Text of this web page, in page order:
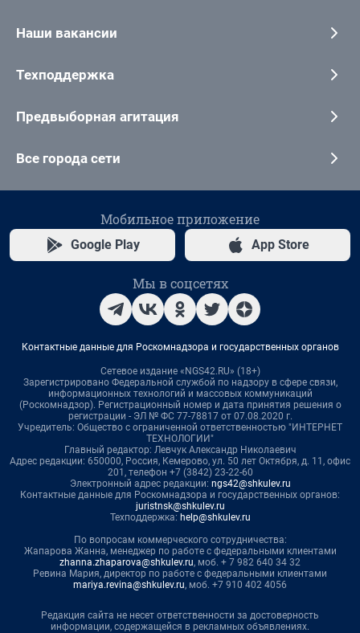
Наши вакансии
Техподдержка
Предвыборная агитация
Все города сети
Мобильное приложение
Google Play App Store
Мы в соцсетях
Контактные данные для Роскомнадзора и государственных органов
Сетевое издание «NGS42.RU» (18+)
Зарегистрировано Федеральной службой по надзору в сфере связи,
информационных технологий и массовых коммуникаций
(Роскомнадзор). Регистрационный номер и дата принятия решения о
регистрации - ЭЛ № ФС 77-78817 от 07.08.2020 г.
Учредитель: Общество с ограниченной ответственностью "ИНТЕРНЕТ
ТЕХНОЛОГИИ"
Главный редактор: Левчук Александр Николаевич
Адрес редакции: 650000, Россия, Кемерово, ул. 50 лет Октября, д. 11, офис
201, телефон +7 (3842) 23-22-60
Электронный адрес редакции: ngs42@shkulev.ru
Контактные данные для Роскомнадзора и государственных органов:
juristnsk@shkulev.ru
Техподдержка: help@shkulev.ru
По вопросам коммерческого сотрудничества:
Жапарова Жанна, менеджер по работе с федеральными клиентами
zhanna.zhaparova@shkulev.ru, моб. + 7 982 640 34 32
Ревина Мария, директор по работе с федеральными клиентами
mariya.revina@shkulev.ru, моб. +7 910 402 4056
Редакция сайта не несет ответственности за достоверность
информации, содержащейся в рекламных объявлениях.